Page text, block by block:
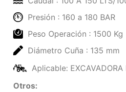
Presión : 160 a 180 BAR
Peso Operación : 1500 Kg
Diámetro Cuña : 135 mm
Aplicable:
Otros: